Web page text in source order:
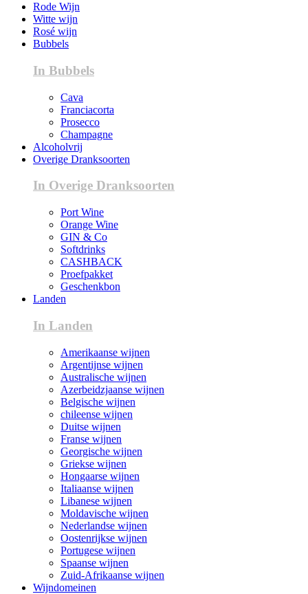
Rode Wijn
Witte wijn
Rosé wijn
Bubbels
In Bubbels
Cava
Franciacorta
Prosecco
Champagne
Alcoholvrij
Overige Dranksoorten
In Overige Dranksoorten
Port Wine
Orange Wine
GIN & Co
Softdrinks
CASHBACK
Proefpakket
Geschenkbon
Landen
In Landen
Amerikaanse wijnen
Argentijnse wijnen
Australische wijnen
Azerbeidzjaanse wijnen
Belgische wijnen
chileense wijnen
Duitse wijnen
Franse wijnen
Georgische wijnen
Griekse wijnen
Hongaarse wijnen
Italiaanse wijnen
Libanese wijnen
Moldavische wijnen
Nederlandse wijnen
Oostenrijkse wijnen
Portugese wijnen
Spaanse wijnen
Zuid-Afrikaanse wijnen
Wijndomeinen